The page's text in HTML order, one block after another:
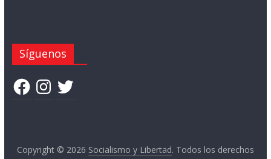
Síguenos
FacebookInstagram
Twitter
Copyright © 2026 Socialismo y Libertad. Todos los derechos